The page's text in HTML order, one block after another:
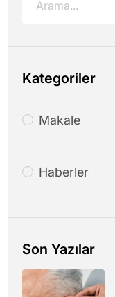
Kategoriler
Makale
Haberler
Son Yazılar